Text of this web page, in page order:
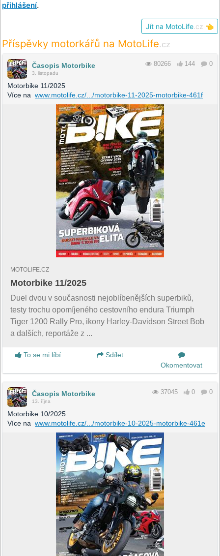
přihlášení.
Jít na MotoLife .cz 👈
Příspěvky motorkářů na MotoLife.cz
Časopis Motorbike
3. listopadu
80266 144 0
Motorbike 11/2025
Více na www.motolife.cz/.../motorbike-11-2025-motorbike-461f
MOTOLIFE.CZ
Motorbike 11/2025
Duel dvou v současnosti nejoblíbenějších superbiků,
testy trochu opomíjeného cestovního endura Triumph
Tiger 1200 Rally Pro, ikony Harley-Davidson Street Bob
a dalších, reportáže z ...
To se mi líbí
Sdílet
Okomentovat
Časopis Motorbike
13. října
37045 0 0
Motorbike 10/2025
Více na www.motolife.cz/.../motorbike-10-2025-motorbike-461e